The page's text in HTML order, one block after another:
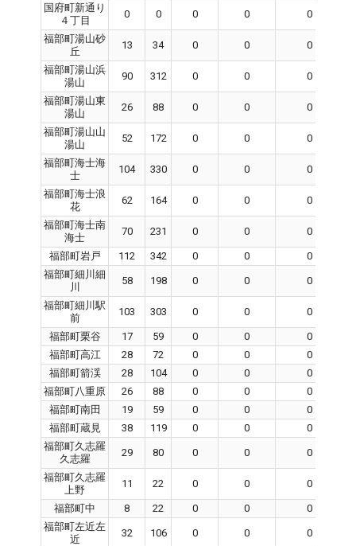
国府町新通り
４丁目
0 0 0 0 0
福部町湯山砂
丘
13 34 0 0 0
福部町湯山浜
湯山
90 312 0 0 0
福部町湯山東
湯山
26 88 0 0 0
福部町湯山山
湯山
52 172 0 0 0
福部町海士海
士
104 330 0 0 0
福部町海士浪
花
62 164 0 0 0
福部町海士南
海士
70 231 0 0 0
福部町岩戸 112 342 0 0
0
福部町細川細
川
58 198 0 0 0
福部町細川駅
前
103 303 0 0 0
福部町栗谷 17 59 0 0
0
福部町高江
28 72 0 0
0
福部町箭渓
28 104 0 0
0
福部町八重原
26 88 0 0
0
福部町南田
19 59 0 0
0
福部町蔵見
38 119 0 0
0
福部町久志羅
久志羅
29 80 0 0 0
福部町久志羅
上野
11 22 0 0 0
福部町中 8 22 0 0
0
福部町左近左
近
32 106 0 0 0